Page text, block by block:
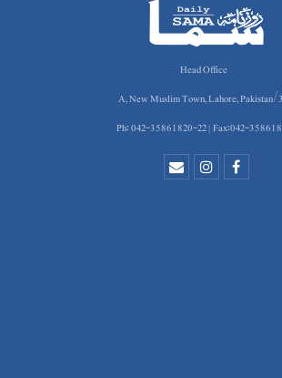
Head Office
36/A,
Ph: 042-35861820-22 | Fax:042-